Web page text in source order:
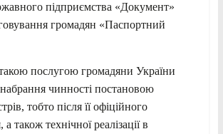
підприємства «Документ»
громадян «Паспортний
послугою громадяни України
чинності постановою
тобто після її офіційного
також технічної реалізації в